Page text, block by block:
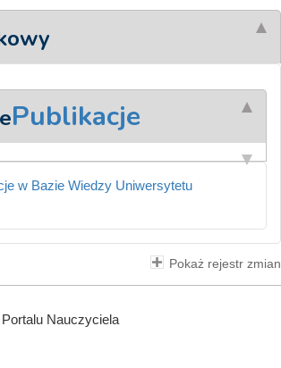
Publikacje
w Bazie Wiedzy Uniwersytetu
Pokaż rejestr zmian
Nauczyciela